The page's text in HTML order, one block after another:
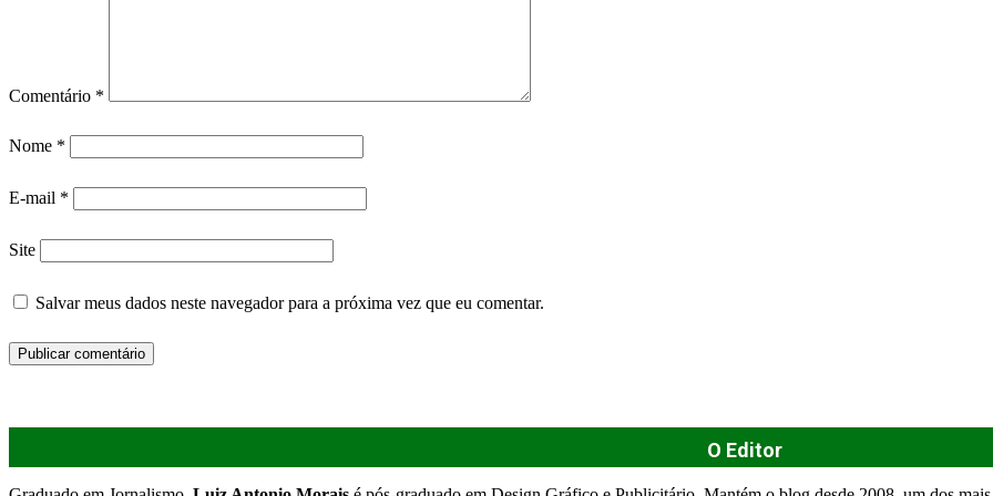
Comentário *
Nome *
E-mail *
Site
Salvar meus dados neste navegador para a próxima vez que eu comentar.
O Editor